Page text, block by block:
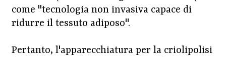
come "tecnologia non invasiva capace di
ridurre il tessuto adiposo".
Pertanto, l'apparecchiatura per la criolipolisi